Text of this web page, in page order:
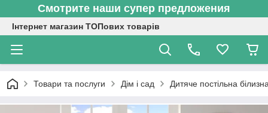
Смотрите наши супер предложения
Інтернет магазин ТОПових товарів
Товари та послуги Дім і сад Дитяче постільна